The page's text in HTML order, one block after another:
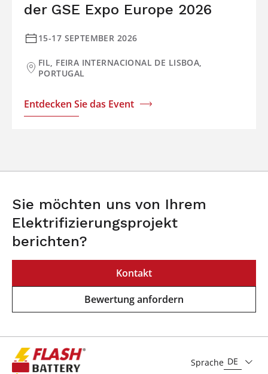
der GSE Expo Europe 2026
15-17 SEPTEMBER 2026
FIL, FEIRA INTERNACIONAL DE LISBOA,
PORTUGAL
Entdecken Sie das Event
Sie möchten uns von Ihrem
Elektrifizierungsprojekt
berichten?
Kontakt
Bewertung anfordern
Sprache DE